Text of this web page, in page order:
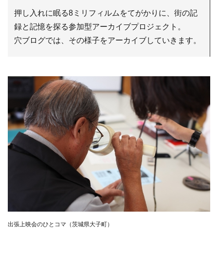
押し入れに眠る8ミリフィルムをてがかりに、街の記
録と記憶を探る参加型アーカイブプロジェクト。
穴ブログでは、その様子をアーカイブしていきます。
出張上映会のひとコマ（茨城県大子町）